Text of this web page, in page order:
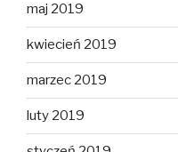
maj 2019
kwiecień 2019
marzec 2019
luty 2019